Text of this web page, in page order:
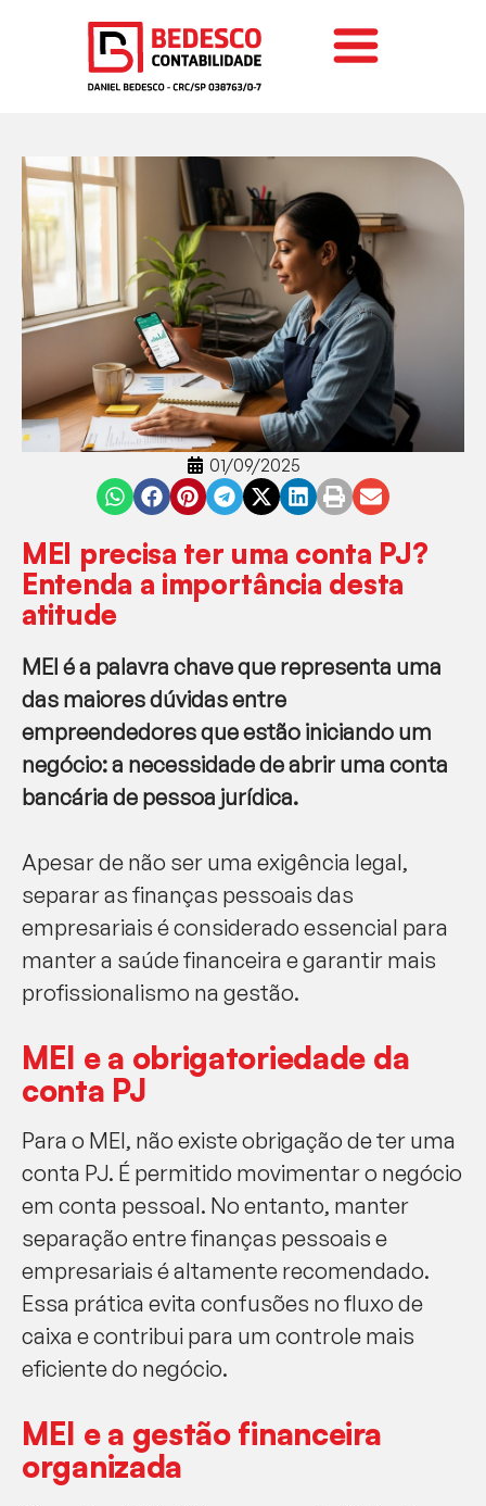
01/09/2025
MEI precisa ter uma conta PJ?
Entenda a importância desta
atitude
MEI é a palavra chave que representa uma
das maiores dúvidas entre
empreendedores que estão iniciando um
negócio: a necessidade de abrir uma conta
bancária de pessoa jurídica.
Apesar de não ser uma exigência legal,
separar as finanças pessoais das
empresariais é considerado essencial para
manter a saúde financeira e garantir mais
profissionalismo na gestão.
MEI e a obrigatoriedade da
conta PJ
Para o MEI, não existe obrigação de ter uma
conta PJ. É permitido movimentar o negócio
em conta pessoal. No entanto, manter
separação entre finanças pessoais e
empresariais é altamente recomendado.
Essa prática evita confusões no fluxo de
caixa e contribui para um controle mais
eficiente do negócio.
MEI e a gestão financeira
organizada